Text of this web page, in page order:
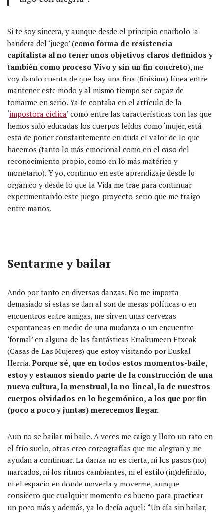
Si te soy sincera, y aunque desde el principio enarbolo la
bandera del ‘juego’ (como forma de resistencia
capitalista al no tener unos objetivos claros definidos y
también como proceso Vivo y sin un fin concreto), me
voy dando cuenta de que hay una fina (finísima) línea entre
mantener este modo y al mismo tiempo ser capaz de
tomarme en serio. Ya te contaba en el artículo de la
‘impostora cíclica’ como entre las características con las que
hemos sido educadas los cuerpos leídos como ‘mujer, está
esta de poner constantemente en duda el valor de lo que
hacemos (tanto lo más emocional como en el caso del
reconocimiento propio, como en lo más matérico y
monetario). Y yo, continuo en este aprendizaje desde lo
orgánico y desde lo que la Vida me trae para continuar
experimentando este juego-proyecto-serio que me traigo
entre manos.
Sentarme y bailar
Ando por tanto en diversas danzas. No me importa
demasiado si estas se dan al son de mesas políticas o en
encuentros entre amigas, me sirven unas cervezas
espontaneas en medio de una mudanza o un encuentro
‘formal’ en alguna de las fantásticas Emakumeen Etxeak
(Casas de Las Mujeres) que estoy visitando por Euskal
Herria. Porque sé, que en todos estos momentos-baile,
estoy y estamos siendo parte de la construcción de una
nueva cultura, la menstrual, la no-lineal, la de nuestros
cuerpos olvidados en lo hegemónico, a los que por fin
(poco a poco y juntas) merecemos llegar.
Aun no se bailar mi baile. A veces me caigo y lloro un rato en
el frío suelo, otras creo coreografías que me alegran y me
ayudan a continuar. La danza no es cierta, ni los pasos (no)
marcados, ni los ritmos cambiantes, ni el estilo (in)definido,
ni el espacio en donde moverla y moverme, aunque
considero que cualquier momento es bueno para practicar
un poco más y además, ya lo decía aquel: “Un día sin bailar,